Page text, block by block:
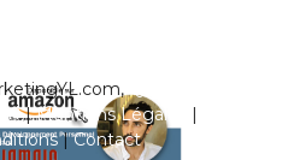
Qui est Yann
|Mentions Légales |
|Contact